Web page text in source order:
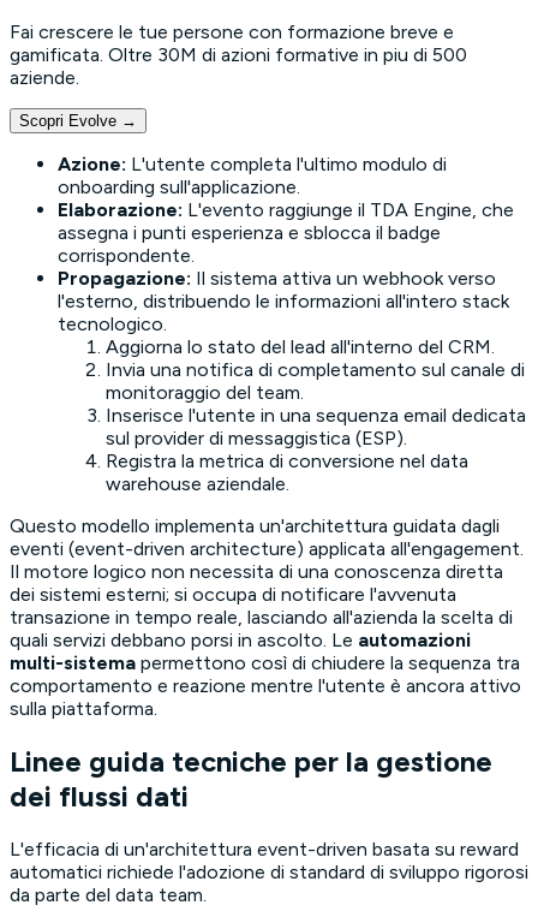
Fai crescere le tue persone con formazione breve e
gamificata. Oltre 30M di azioni formative in piu di 500
aziende.
Scopri Evolve →
Azione: L'utente completa l'ultimo modulo di
onboarding sull'applicazione.
Elaborazione: L'evento raggiunge il TDA Engine, che
assegna i punti esperienza e sblocca il badge
corrispondente.
Propagazione: Il sistema attiva un webhook verso
l'esterno, distribuendo le informazioni all'intero stack
tecnologico.
Aggiorna lo stato del lead all'interno del CRM.
Invia una notifica di completamento sul canale di
monitoraggio del team.
Inserisce l'utente in una sequenza email dedicata
sul provider di messaggistica (ESP).
Registra la metrica di conversione nel data
warehouse aziendale.
Questo modello implementa un'architettura guidata dagli
eventi (event-driven architecture) applicata all'engagement.
Il motore logico non necessita di una conoscenza diretta
dei sistemi esterni; si occupa di notificare l'avvenuta
transazione in tempo reale, lasciando all'azienda la scelta di
quali servizi debbano porsi in ascolto. Le automazioni
multi-sistema permettono così di chiudere la sequenza tra
comportamento e reazione mentre l'utente è ancora attivo
sulla piattaforma.
Linee guida tecniche per la gestione
dei flussi dati
L'efficacia di un'architettura event-driven basata su reward
automatici richiede l'adozione di standard di sviluppo rigorosi
da parte del data team.